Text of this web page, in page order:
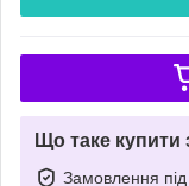
Що таке купити
Замовлення